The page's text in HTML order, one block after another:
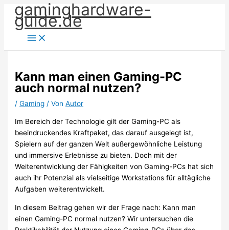
Zum
Inhalt
springen
gaminghardware-
guide.de
Kann man einen Gaming-PC
auch normal nutzen?
/Gaming / VonAutor
Im Bereich der Technologie gilt der Gaming-PC als
beeindruckendes Kraftpaket, das darauf ausgelegt ist,
Spielern auf der ganzen Welt außergewöhnliche Leistung
und immersive Erlebnisse zu bieten. Doch mit der
Weiterentwicklung der Fähigkeiten von Gaming-PCs hat sich
auch ihr Potenzial als vielseitige Workstations für alltägliche
Aufgaben weiterentwickelt.
In diesem Beitrag gehen wir der Frage nach: Kann man
einen Gaming-PC normal nutzen? Wir untersuchen die